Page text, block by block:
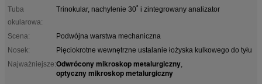
Tuba
okularowa:
Trinokular, nachylenie 30˚ i zintegrowany analizator
Scena:
Podwójna warstwa mechaniczna
Nosek:
Pięciokrotne wewnętrzne ustalanie łożyska kulkowego do tyłu
Najważniejsze:Odwrócony mikroskop metalurgiczny,
optyczny mikroskop metalurgiczny